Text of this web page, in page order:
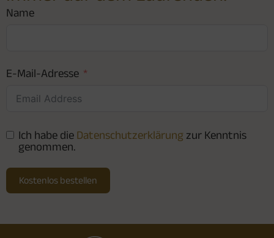
Name
E-Mail-Adresse
Ich habe die Datenschutzerklärung zur Kenntnis
genommen.
Kostenlos bestellen